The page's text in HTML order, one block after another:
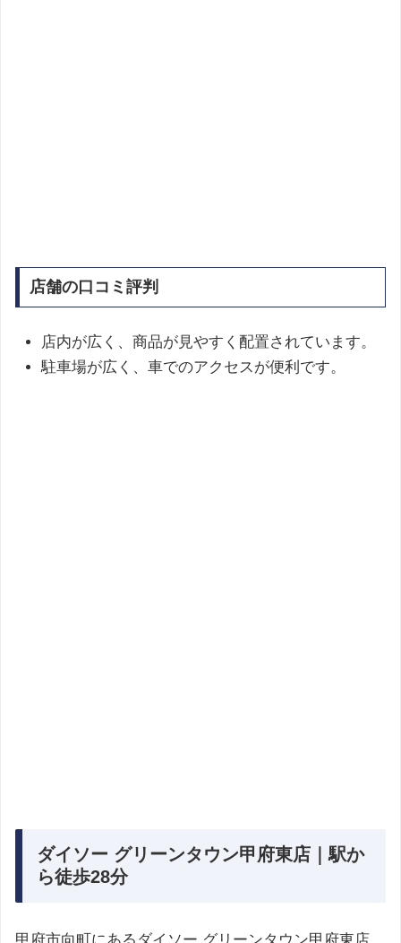
店舗の口コミ評判
店内が広く、商品が見やすく配置されています。
駐車場が広く、車でのアクセスが便利です。
ダイソー グリーンタウン甲府東店｜駅か
ら徒歩28分
甲府市向町にあるダイソー グリーンタウン甲府東店